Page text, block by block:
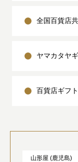
全国百貨店
ヤマカタヤ
百貨店ギフ
山形屋 (鹿児島)